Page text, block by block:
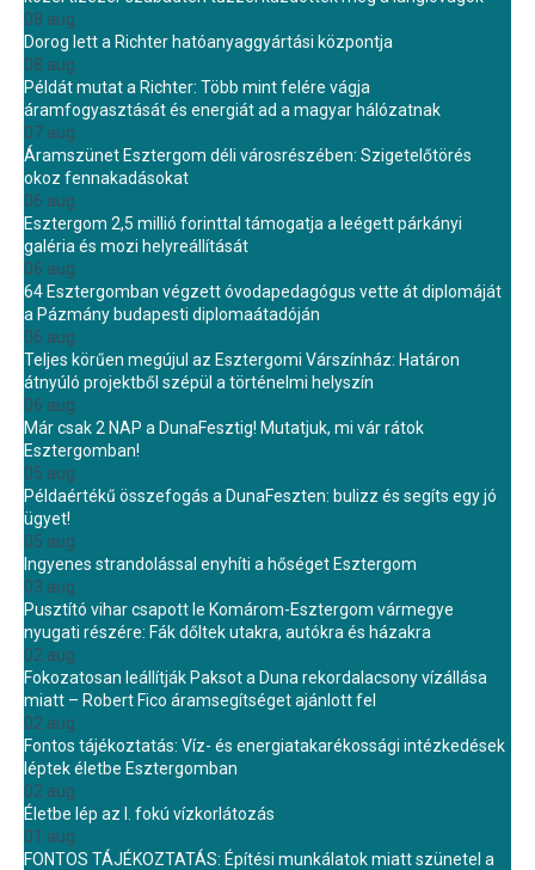
08 aug.
Dorog lett a Richter hatóanyaggyártási központja
08 aug.
Példát mutat a Richter: Több mint felére vágja
áramfogyasztását és energiát ad a magyar hálózatnak
07 aug.
Áramszünet Esztergom déli városrészében: Szigetelőtörés
okoz fennakadásokat
06 aug.
Esztergom 2,5 millió forinttal támogatja a leégett párkányi
galéria és mozi helyreállítását
06 aug.
64 Esztergomban végzett óvodapedagógus vette át diplomáját
a Pázmány budapesti diplomaátadóján
06 aug.
Teljes körűen megújul az Esztergomi Várszínház: Határon
átnyúló projektből szépül a történelmi helyszín
06 aug.
Már csak 2 NAP a DunaFesztig! Mutatjuk, mi vár rátok
Esztergomban!
05 aug.
Példaértékű összefogás a DunaFeszten: bulizz és segíts egy jó
ügyet!
05 aug.
Ingyenes strandolással enyhíti a hőséget Esztergom
03 aug.
Pusztító vihar csapott le Komárom-Esztergom vármegye
nyugati részére: Fák dőltek utakra, autókra és házakra
02 aug.
Fokozatosan leállítják Paksot a Duna rekordalacsony vízállása
miatt – Robert Fico áramsegítséget ajánlott fel
02 aug.
Fontos tájékoztatás: Víz- és energiatakarékossági intézkedések
léptek életbe Esztergomban
02 aug.
Életbe lép az I. fokú vízkorlátozás
01 aug.
FONTOS TÁJÉKOZTATÁS: Építési munkálatok miatt szünetel a